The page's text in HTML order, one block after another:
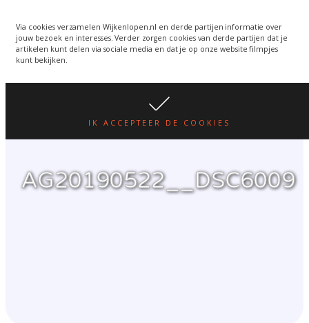
Via cookies verzamelen Wijkenlopen.nl en derde partijen informatie over
jouw bezoek en interesses. Verder zorgen cookies van derde partijen dat je
artikelen kunt delen via sociale media en dat je op onze website filmpjes
kunt bekijken.
IK ACCEPTEER DE COOKIES
wordt een week verplaatst
i.v.m. warmte. lees hier
WIJKENLOPEN.NL
AG20190522__DSC6009